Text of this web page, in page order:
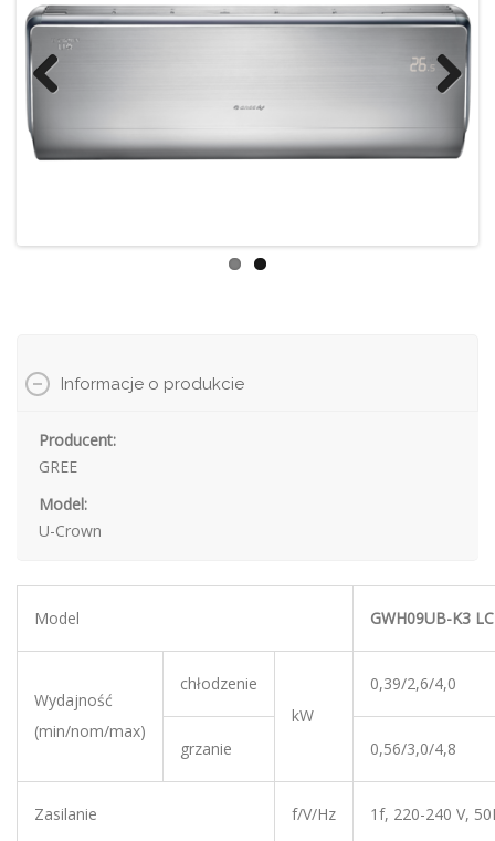
ous
Informacje o produkcie
Producent:
GREE
Model:
U-Crown
Model GWH09UB-K3
Wydajność
(min/nom/max)
chłodzenie
kW
0,39/2,6/4,0
grzanie 0,56/3,0/4,8
Zasilanie f/V/Hz 1f, 220-240 V,